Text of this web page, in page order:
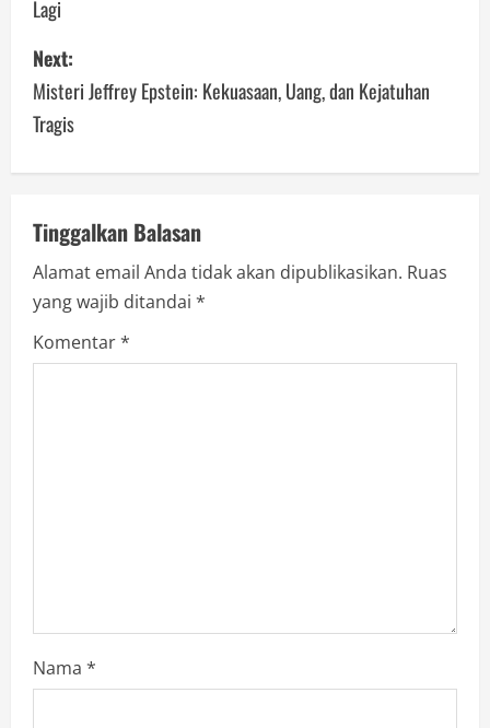
s
t
n
a
i
g
a
Lagi
Next:
Misteri Jeffrey Epstein: Kekuasaan, Uang, dan Kejatuhan
Tragis
Tinggalkan Balasan
Alamat email Anda tidak akan dipublikasikan. Ruas
yang wajib ditandai *
Komentar*
Nama *